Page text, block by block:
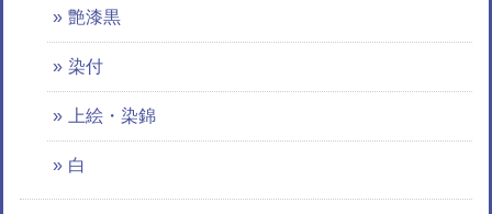
艶漆黒
染付
上絵・染錦
白